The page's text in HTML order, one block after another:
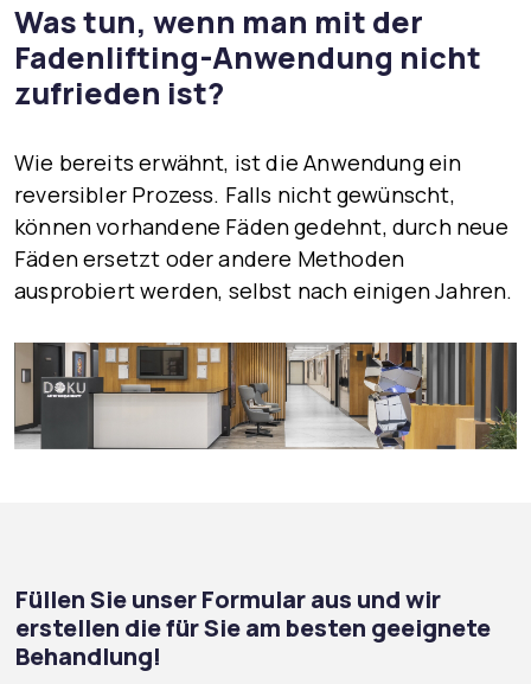
Was tun, wenn man mit der
Fadenlifting-Anwendung nicht
zufrieden ist?
Wie bereits erwähnt, ist die Anwendung ein
reversibler Prozess. Falls nicht gewünscht,
können vorhandene Fäden gedehnt, durch neue
Fäden ersetzt oder andere Methoden
ausprobiert werden, selbst nach einigen Jahren.
Füllen Sie unser Formular aus und wir
erstellen die für Sie am besten geeignete
Behandlung!